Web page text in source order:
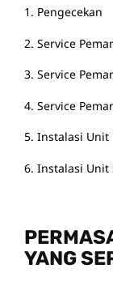
1. Pengecekan
2. Service
3. Service
4. Service
5. Instalasi Unit
6. Instalasi Unit
YANG